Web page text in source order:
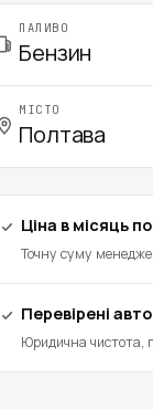
ПАЛИВО
Бензин
МІСТО
Полтава
Ціна в місяць
Точну суму
Перевірені авто
Юридична чистота,